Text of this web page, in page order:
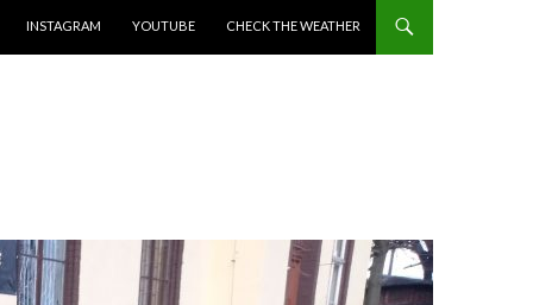
INSTAGRAM YOUTUBE CHECK THE WEATHER